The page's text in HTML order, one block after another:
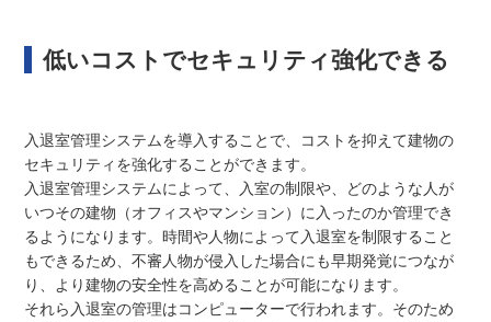
低いコストでセキュリティ強化できる
入退室管理システムを導入することで、コストを抑えて建物の
セキュリティを強化することができます。
入退室管理システムによって、入室の制限や、どのような人が
いつその建物（オフィスやマンション）に入ったのか管理でき
るようになります。時間や人物によって入退室を制限すること
もできるため、不審人物が侵入した場合にも早期発覚につなが
り、より建物の安全性を高めることが可能になります。
それら入退室の管理はコンピューターで行われます。そのため